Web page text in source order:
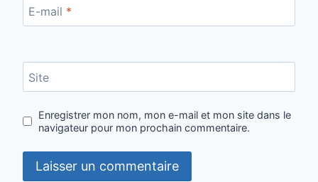
E-mail *
Site
Enregistrer mon nom, mon e-mail et mon site dans le
navigateur pour mon prochain commentaire.